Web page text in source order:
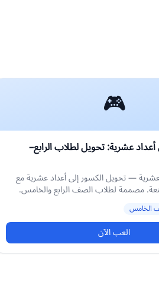
🎮
عشرية: تحويل لطلاب الرابع–
— تحويل الكسور إلى أعداد عشرية مع
مصممة لطلاب الصف الرابع والخامس.
الخامس
العب الآن